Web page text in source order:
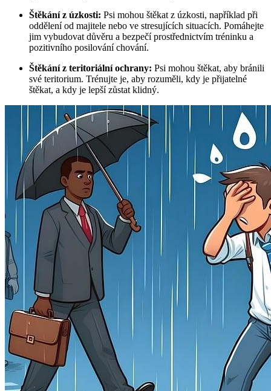
Štěkání z úzkosti: Psi mohou štěkat z úzkosti, například při
oddělení od majitele nebo ve stresujících situacích. Pomáhejte
jim vybudovat důvěru a bezpečí prostřednictvím tréninku a
pozitivního posilování chování.
Štěkání z teritoriální ochrany: Psi mohou štěkat, aby bránili
své teritorium. Trénujte je, aby rozuměli, kdy je přijatelné
štěkat, a kdy je lepší zůstat klidný.